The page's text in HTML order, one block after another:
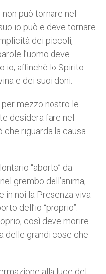
può tornare nel
io può e deve tornare
dei piccoli,
l’uomo deve
io, affinchè lo Spirito
e dei suoi doni.
mezzo nostro le
desidera fare nel
che riguarda la causa
“aborto” da
grembo dell’anima,
in noi la Presenza viva
dell’io “proprio”.
così deve morire
delle grandi cose che
alla luce del